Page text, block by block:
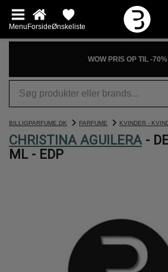
MenuForsideØnskeliste
WOW PRIS OP TIL -
BILLIGPARFUME.DK PARFUME KVINDER -
CHRISTINA AGUILERA -
ML - EDP